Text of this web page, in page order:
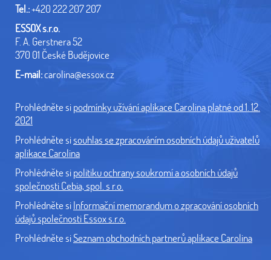
Tel.:+420 222 207 207
ESSOX s.r.o.
F. A. Gerstnera 52
370 01 České Budějovice
E-mail:carolina@essox.cz
Prohlédněte sipodmínky užívání aplikace Carolina platné od 1. 12.
2021
Prohlédněte sisouhlas se zpracováním osobních údajů uživatelů
aplikace Carolina
Prohlédněte sipolitiku ochrany soukromí a osobních údajů
společnosti Cebia, spol. s r.o.
Prohlédněte siInformační memorandum o zpracování osobních
údajů společnosti Essox s.r.o.
Prohlédněte siSeznam obchodních partnerů aplikace Carolina